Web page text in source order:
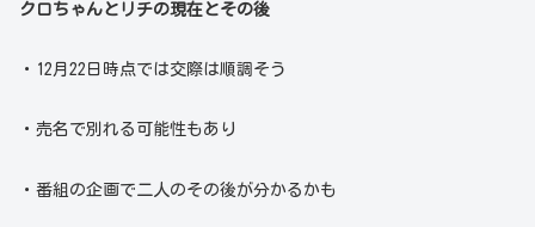
クロちゃんとリチの現在とその後
・12月22日時点では交際は順調そう
・売名で別れる可能性もあり
・番組の企画で二人のその後が分かるかも